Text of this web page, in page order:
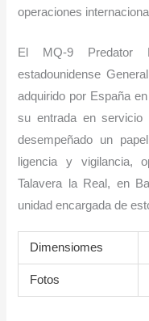
operaciones
El MQ-9 Predator
estadounidense
adquirido por España
su entrada en
desempeñado un
ligencia y vigilancia,
Talavera la Real, en
unidad encar­gada de
Dimensiomes
Fotos